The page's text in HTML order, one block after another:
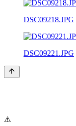
DSC09218.JPG
DSC09221.JPG
⚠️